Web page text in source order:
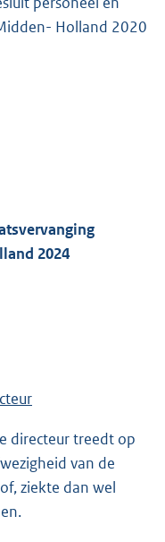
Holland 2020
2024
directeur treedt op
van de
ziekte dan wel